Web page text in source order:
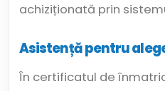
achiziționată prin
Asistență pentru
În certificatul de